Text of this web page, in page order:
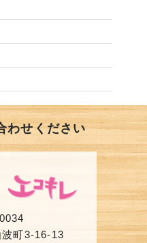
わせください
町3-16-13